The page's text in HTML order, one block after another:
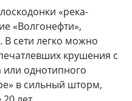
«река-
«Волгонефти»,
В сети легко можно
крушения с
или однотипного
в сильный шторм,